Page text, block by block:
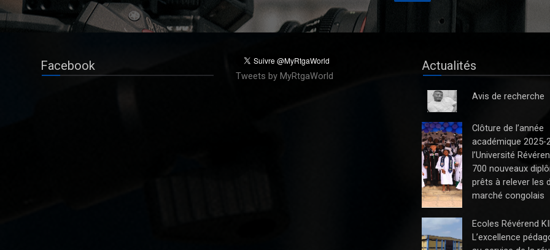
Facebook
Tweets by MyRtgaWorld
Actualités
Avis de recherche
Clôture de l’année
académique 2025-
l’Université
700 nouveaux
prêts à relever les
marché congolais
Ecoles Révérend
L’excellence